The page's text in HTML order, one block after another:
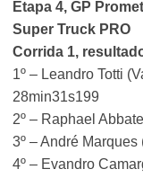
Etapa 4, GP
Super Truck PRO
Corrida 1,
1º – Leandro Totti
28min31s199
2º – Raphael
3º – André
4º – Evandro